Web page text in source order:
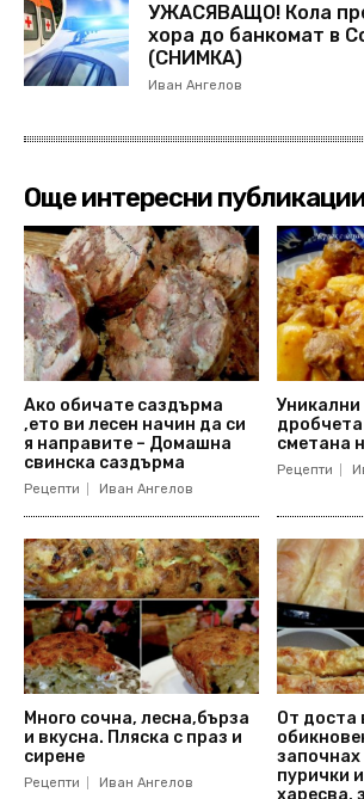
УЖАСЯВАЩО! Кола
хора до банкомат в
(СНИМКА)
Иван Ангелов
Още интересни
Ако обичате саздърма
,ето ви лесен начин да си
я направите – Домашна
свинска саздърма
Рецепти Иван Ангелов
сметана
Рецепти
Много сочна, лесна,бърза
и вкусна. Пляска с праз и
сирене
Рецепти Иван Ангелов
От доста
пурички
харесва,